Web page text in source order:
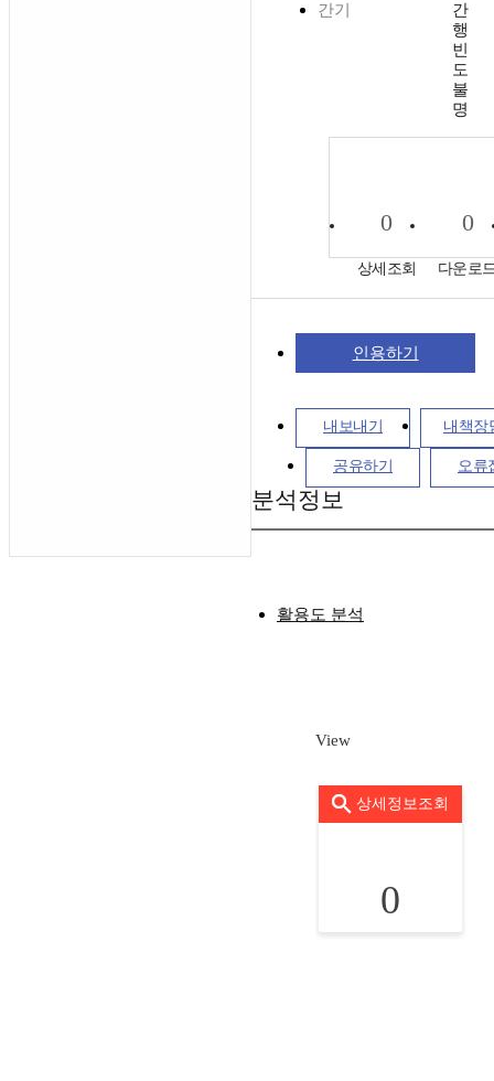
간기
간
행
빈
도
불
명
0
상세조회
0
다운로
인용하기
내보내기 내책장
공유하기 오류
분석정보
활용도 분석
View
상세정보조회
0